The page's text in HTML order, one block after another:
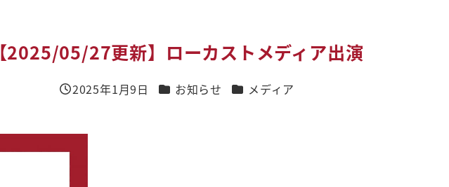
【2025/05/27更新】ローカストメディア出演
投稿日
2025年1月9日 カテゴリー
お知らせ カテゴリー
メディア